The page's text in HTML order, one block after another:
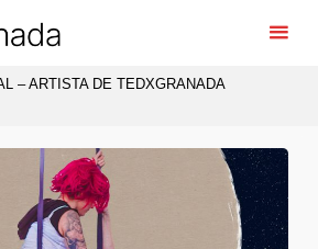
– ARTISTA DE TEDXGRANADA